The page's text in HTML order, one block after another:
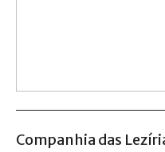
Companhia das